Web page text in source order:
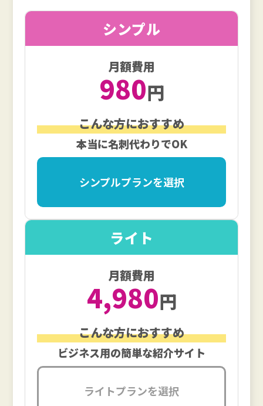
シンプル
月額費用
980円
こんな方におすすめ
本当に名刺代わりでOK
シンプルプランを選択
ライト
月額費用
4,980円
こんな方におすすめ
ビジネス用の簡単な紹介サイト
ライトプランを選択